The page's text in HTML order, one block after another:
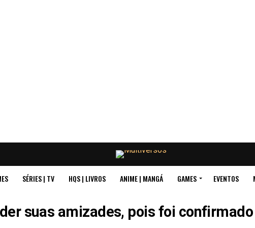
SÉRIES | TV HQS | LIVROS ANIME | MANGÁ GAMES EVENTOS
suas amizades, pois foi confirmado